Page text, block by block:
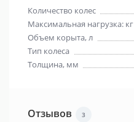
Количество колес
Максимальная нагрузка: кг
Объем корыта, л
Тип колеса
Толщина, мм
Отзывов 3